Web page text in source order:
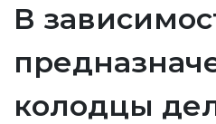
В
колодцы